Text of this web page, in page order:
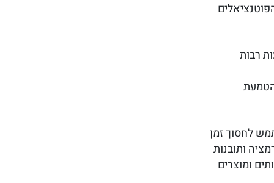
רבות
לחסוך זמן
ותובנות
ומוצרים